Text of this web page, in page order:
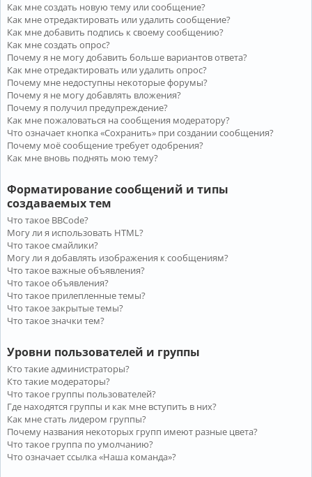
Как мне создать новую тему или сообщение?
Как мне отредактировать или удалить сообщение?
Как мне добавить подпись к своему сообщению?
Как мне создать опрос?
Почему я не могу добавить больше вариантов ответа?
Как мне отредактировать или удалить опрос?
Почему мне недоступны некоторые форумы?
Почему я не могу добавлять вложения?
Почему я получил предупреждение?
Как мне пожаловаться на сообщения модератору?
Что означает кнопка «Сохранить» при создании сообщения?
Почему моё сообщение требует одобрения?
Как мне вновь поднять мою тему?
Форматирование сообщений и типы
создаваемых тем
Что такое BBCode?
Могу ли я использовать HTML?
Что такое смайлики?
Могу ли я добавлять изображения к сообщениям?
Что такое важные объявления?
Что такое объявления?
Что такое прилепленные темы?
Что такое закрытые темы?
Что такое значки тем?
Уровни пользователей и группы
Кто такие администраторы?
Кто такие модераторы?
Что такое группы пользователей?
Где находятся группы и как мне вступить в них?
Как мне стать лидером группы?
Почему названия некоторых групп имеют разные цвета?
Что такое группа по умолчанию?
Что означает ссылка «Наша команда»?